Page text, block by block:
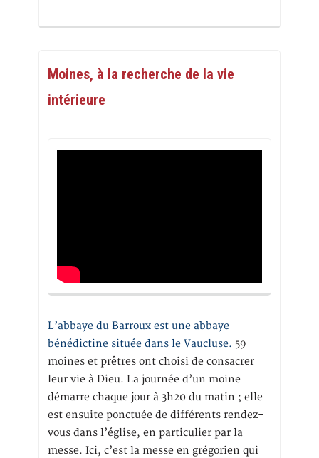
Moines, à la recherche de la vie
intérieure
L’abbaye du Barroux est une abbaye
bénédictine située dans le Vaucluse. 59
moines et prêtres ont choisi de consacrer
leur vie à Dieu. La journée d’un moine
démarre chaque jour à 3h20 du matin ; elle
est ensuite ponctuée de différents rendez-
vous dans l’église, en particulier par la
messe. Ici, c’est la messe en grégorien qui